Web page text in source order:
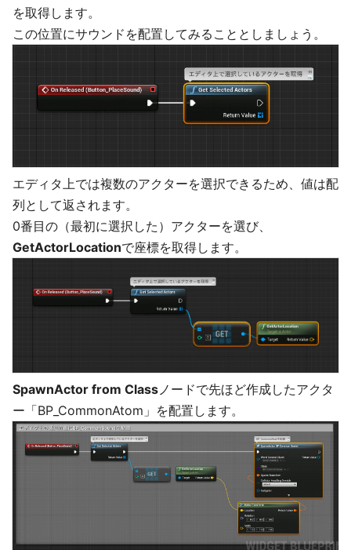
を取得します。
この位置にサウンドを配置してみることとしましょう。
エディタ上では複数のアクターを選択できるため、値は配
列として返されます。
0番目の（最初に選択した）アクターを選び、
GetActorLocationで座標を取得します。
SpawnActor from Class ノードで先ほど作成したアクタ
ー「BP_CommonAtom」を配置します。